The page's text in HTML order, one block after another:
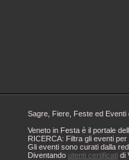
Sagre, Fiere, Feste ed Eventi
Veneto in Festa è il portale
RICERCA: Filtra gli eventi
Gli eventi sono curati dalla
Diventando utenti certificati di